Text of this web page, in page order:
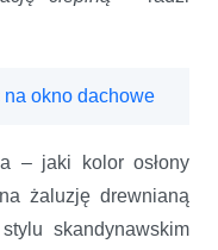
na okno dachowe
– jaki kolor osłony
żaluzję drewnianą
skandynawskim